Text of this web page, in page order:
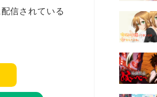
信されている